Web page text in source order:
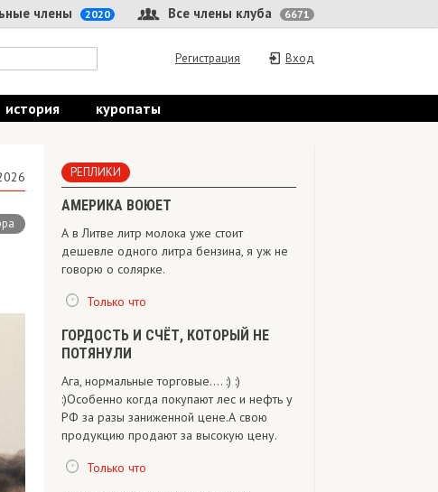
Все члены клуба 6671
члены 2020
Вход
Регистрация
история куропаты
РЕПЛИКИ
АМЕРИКА ВОЮЕТ
А в Литве литр молока уже стоит
дешевле одного литра бензина, я уж не
говорю о солярке.
Только что
ГОРДОСТЬ И СЧЁТ, КОТОРЫЙ НЕ
ПОТЯНУЛИ
Ага, нормальные торговые.... :) :)
:)Особенно когда покупают лес и нефть у
РФ за разы заниженной цене.А свою
продукцию продают за высокую цену.
Только что